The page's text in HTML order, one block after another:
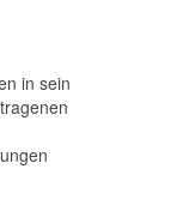
in sein